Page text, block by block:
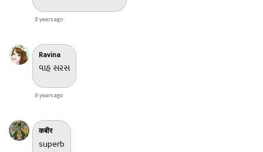
8 years ago
Ravina
વાહ સરસ
8 years ago
कबीर
superb